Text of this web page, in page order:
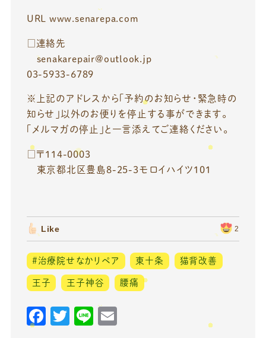
URL www.senarepa.com
□連絡先
senakarepair@outlook.jp
03-5933-6789
※上記のアドレスから「予約のお知らせ・緊急時の
知らせ」以外のお便りを停止する事ができます。
「メルマガの停止」と一言添えてご連絡ください。
□〒114-0003
東京都北区豊島8-25-3モロイハイツ101
Like 2
#治療院せなかリペア 東十条 猫背改善
王子 王子神谷 腰痛
F
T
Li